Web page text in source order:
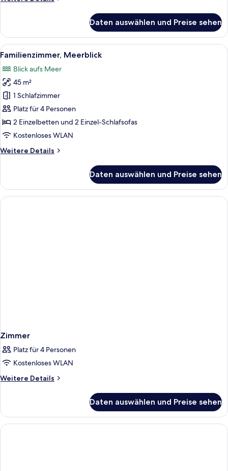
Gartenblick
Daten auswählen und Preise sehen
Alle
Fotos
für
Familienzimmer,
Meerblick
anzeigen
Ein Hotelzimmer mit Bett,
13
Familienzimmer, Meerblick
Blick aufs Meer
45 m²
1 Schlafzimmer
Platz für 4 Personen
2 Einzelbetten und 2 Einzel-Schlafsofas
Kostenloses WLAN
Weitere Details
Weitere
Meerblick
Daten auswählen und Preise sehen
Zimmer
Platz für 4 Personen
Kostenloses WLAN
Weitere Details
Weitere
Daten auswählen und Preise sehen